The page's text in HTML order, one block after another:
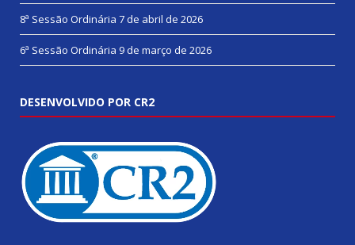
8ª Sessão Ordinária 7 de abril de 2026
6ª Sessão Ordinária 9 de março de 2026
DESENVOLVIDO POR CR2